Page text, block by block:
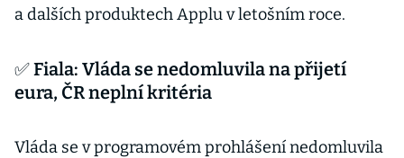
a dalších produktech Applu v letošním roce.
✅ Fiala: Vláda se nedomluvila na přijetí
eura, ČR neplní kritéria
Vláda se v programovém prohlášení nedomluvila